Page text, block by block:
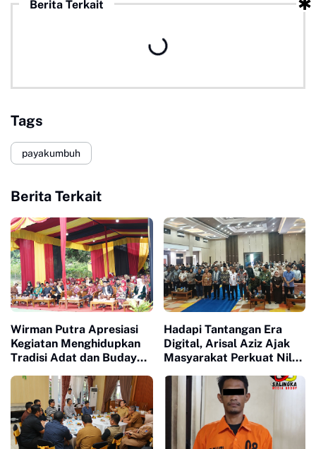
Berita Terkait
Tags
payakumbuh
Berita Terkait
Wirman Putra Apresiasi
Kegiatan Menghidupkan
Tradisi Adat dan Budaya
Hadapi Tantangan Era
Digital, Arisal Aziz Ajak
Masyarakat Perkuat Nilai